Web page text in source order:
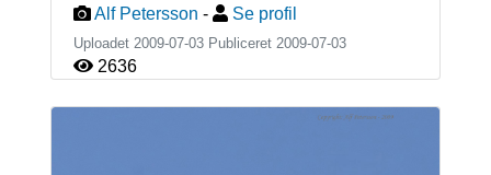
Alf Petersson - Se profil
Uploadet 2009-07-03 Publiceret 2009-07-03
2636